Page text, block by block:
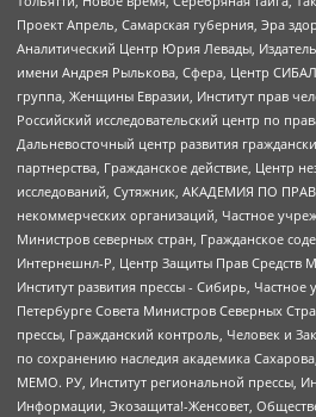
Проект Апрель, Самарская губерния, Эра
Аналитический Центр Юрия Левады,
имени Андрея Рылькова, Сфера, Центр
группа, Женщины Евразии, Институт прав
Российский исследовательский центр по
Дальневосточный центр развития
партнерства, Гражданское действие, Центр
исследований, Сутяжник, АКАДЕМИЯ ПО
некоммерческих организаций, Частное
Министров северных стран, Гражданское
Интернешнл-Р, Центр Защиты Прав Средств
Институт развития прессы - Сибирь, Частное
Петербурге Совета Министров Северных
прессы, Гражданский контроль, Человек и
по сохранению наследия академика
МЕМО. РУ, Институт региональной прессы,
Информации, Экозащита!-Женсовет,